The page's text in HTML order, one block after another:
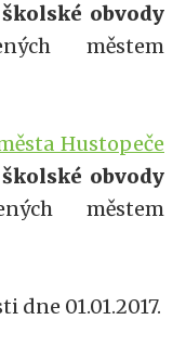
školské obvody
městem
Hustopeče
školské obvody
městem
dne 01.01.2017.